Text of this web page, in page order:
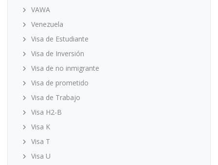
VAWA
Venezuela
Visa de Estudiante
Visa de Inversión
Visa de no inmigrante
Visa de prometido
Visa de Trabajo
Visa H2-B
Visa K
Visa T
Visa U